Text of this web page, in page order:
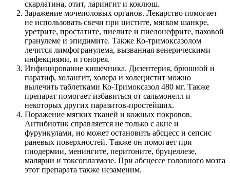
скарлатина, отит, ларингит и коклюш.
Заражение мочеполовых органов. Лекарство помогает
не использовать свечи при цистите, мягком шанкре,
уретрите, простатите, пиелите и пиелонефрите, паховой
гранулеме и эпидимите. Также Ко-тримоксазолом
лечится лимфогранулема, вызванная венерическими
инфекциями, и гонорея.
Инфицирование кишечника. Дизентерия, брюшной и
паратиф, холангит, холера и холецистит можно
вылечить таблетками Ко-Тримоксазол 480 мг. Также
препарат помогает избавиться от сальмонелл и
некоторых других паразитов-простейших.
Поражение мягких тканей и кожных покровов.
Антибиотик справляется не только с акне и
фурункулами, но может остановить абсцесс и сепсис
раневых поверхностей. Также он помогает при
пиодермии, менингите, перитоните, бруцеллезе,
малярии и токсоплазмозе. При абсцессе головного мозга
этот препарата также незаменим.